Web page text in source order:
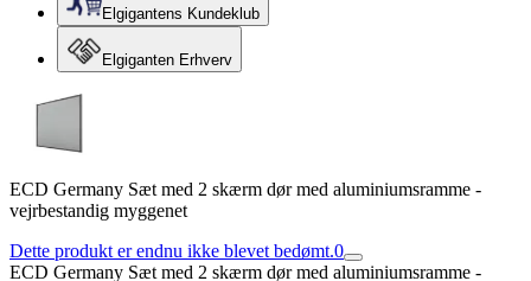
Elgigantens Kundeklub
Elgiganten Erhverv
ECD Germany Sæt med 2 skærm dør med aluminiumsramme -
vejrbestandig myggenet
Dette produkt er endnu ikke blevet bedømt.0
ECD Germany Sæt med 2 skærm dør med aluminiumsramme -